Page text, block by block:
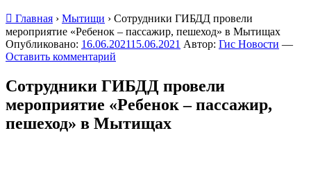
Главная › Мытищи › Сотрудники ГИБДД провели
мероприятие «Ребенок – пассажир, пешеход» в Мытищах
Опубликовано: 16.06.202115.06.2021 Автор: Гис Новости —
Оставить комментарий
Сотрудники ГИБДД провели
мероприятие «Ребенок – пассажир,
пешеход» в Мытищах